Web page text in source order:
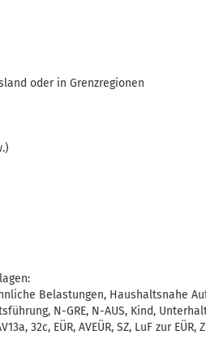
oder in Grenzregionen
Belastungen, Haushaltsnahe
N-GRE, N-AUS, Kind, Unterhalt,
32c, EÜR, AVEÜR, SZ, LuF zur